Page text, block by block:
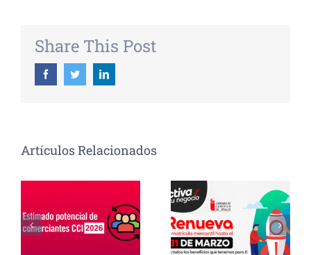
Share This Post
FacebookTwitterLinkedin
Artículos Relacionados